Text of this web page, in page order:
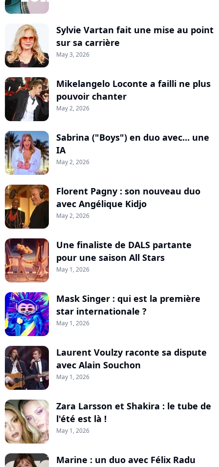
Sylvie Vartan fait une mise au point
sur sa carrière
May 3, 2026
Mikelangelo Loconte a failli ne plus
pouvoir chanter
May 2, 2026
Sabrina ("Boys") en duo avec... une
IA
May 2, 2026
Florent Pagny : son nouveau duo
avec Angélique Kidjo
May 2, 2026
Une finaliste de DALS partante
pour une saison All Stars
May 1, 2026
Mask Singer : qui est la première
star internationale ?
May 1, 2026
Laurent Voulzy raconte sa dispute
avec Alain Souchon
May 1, 2026
Zara Larsson et Shakira : le tube de
l'été est là !
May 1, 2026
Marine : un duo avec Félix Radu